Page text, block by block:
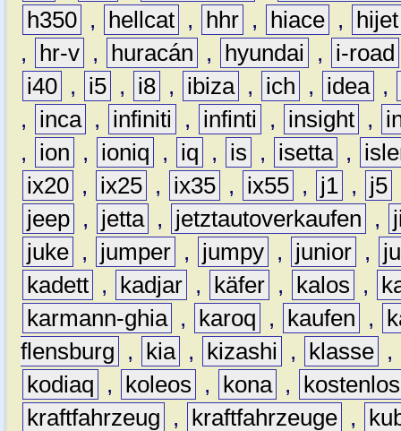
h350 , hellcat , hhr , hiace ,
hijet
,
hr-v , huracán , hyundai ,
i-road
i40 , i5 , i8 , ibiza , ich , idea ,
,
inca , infiniti , infinti , insight ,
,
ion , ioniq , iq , is , isetta ,
ix20 , ix25 , ix35 , ix55 , j1 , j5
jeep , jetta , jetztautoverkaufen ,
juke , jumper , jumpy , junior ,
kadett , kadjar , käfer , kalos ,
karmann-ghia , karoq , kaufen ,
flensburg
, kia , kizashi , klasse ,
kodiaq
, koleos , kona ,
kostenlos
kraftfahrzeug
, kraftfahrzeuge ,